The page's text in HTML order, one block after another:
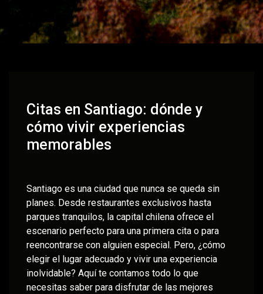
Citas en Santiago: dónde y
cómo vivir experiencias
memorables
Santiago es una ciudad que nunca se queda sin
planes. Desde restaurantes exclusivos hasta
parques tranquilos, la capital chilena ofrece el
escenario perfecto para una primera cita o para
reencontrarse con alguien especial. Pero, ¿cómo
elegir el lugar adecuado y vivir una experiencia
inolvidable? Aquí te contamos todo lo que
necesitas saber para disfrutar de las mejores